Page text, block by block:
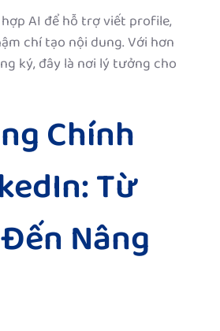
AI để hỗ trợ viết profile,
chí tạo nội dung. Với hơn
ký, đây là nơi lý tưởng cho
Chính
Từ
Nâng